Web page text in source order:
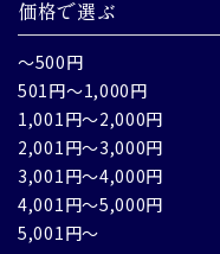
価格で選ぶ
～500円
501円～1,000円
1,001円～2,000円
2,001円～3,000円
3,001円～4,000円
4,001円～5,000円
5,001円～